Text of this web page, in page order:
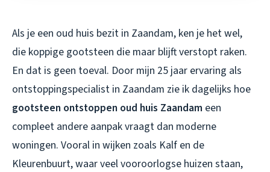
Als je een oud huis bezit in Zaandam, ken je het wel,
die koppige gootsteen die maar blijft verstopt raken.
En dat is geen toeval. Door mijn 25 jaar ervaring als
ontstoppingspecialist in Zaandam zie ik dagelijks hoe
gootsteen ontstoppen oud huis Zaandam een
compleet andere aanpak vraagt dan moderne
woningen. Vooral in wijken zoals Kalf en de
Kleurenbuurt, waar veel vooroorlogse huizen staan,